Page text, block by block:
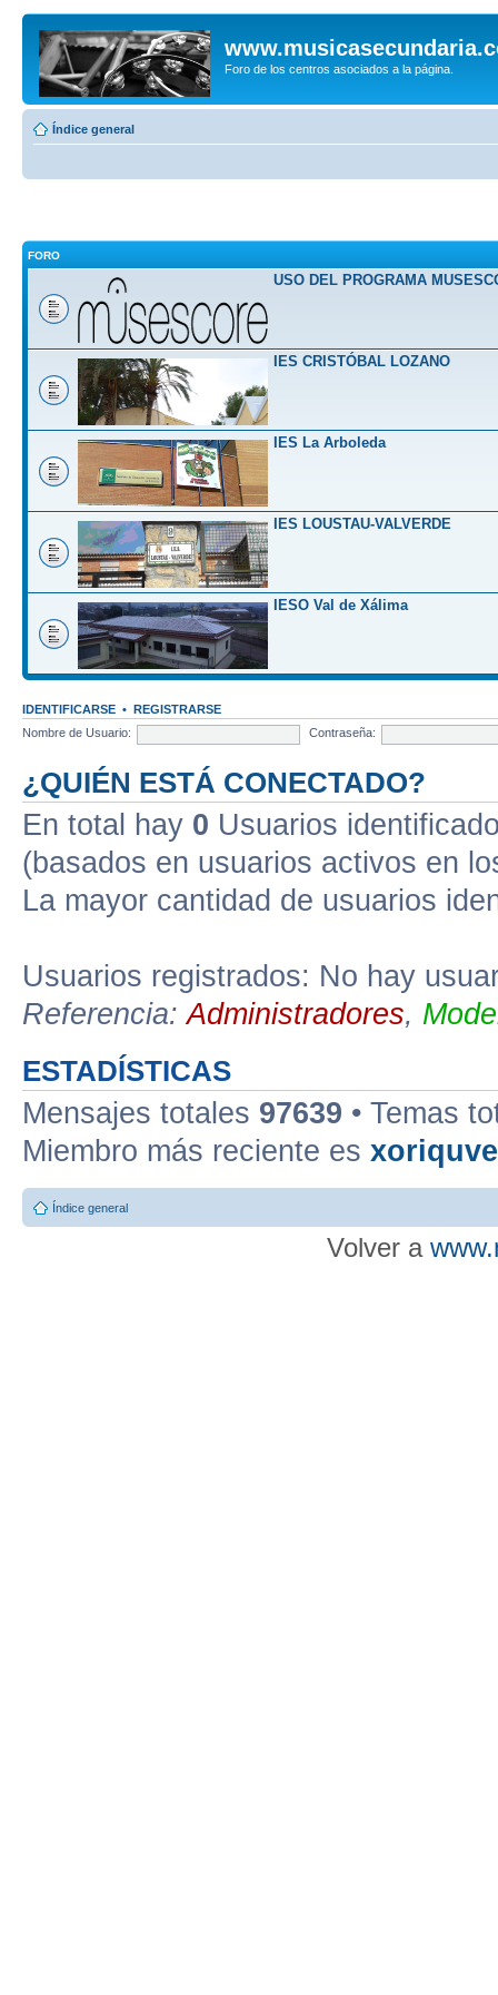
Foro de los centros asociados a la página.
Índice general
FORO
USO DEL PROGRAMA
IES CRISTÓBAL LOZANO
IES La Arboleda
IES LOUSTAU-VALVERDE
IESO Val de Xálima
IDENTIFICARSE • REGISTRARSE
Nombre de Usuario:
Contraseña:
¿QUIÉN ESTÁ CONECTADO?
En total hay 0 Usuarios
(basados en usuarios activos en
La mayor cantidad de usuarios
Usuarios registrados: No hay
Referencia:Administradores,
ESTADÍSTICAS
Mensajes totales 97639 • Temas
Miembro más reciente es
Índice general
Volver a